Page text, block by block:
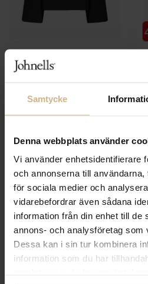
Samtycke
Denna webbplats använder
Vi använder enhetsidentifierare
och annonserna till
för sociala medier och
vidarebefordrar även sådana
information från din enhet till de
annons- och analysföretag som
Dessa kan i sin tur kombinera
information som du har
Tirsa Twill Jacket
NEO NOIR